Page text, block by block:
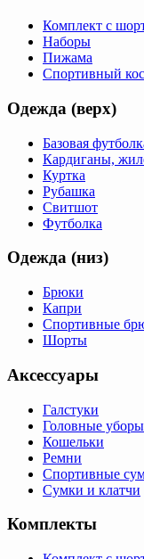
Комплект с
Наборы
Пижама
Спортивный
Одежда (верх)
Базовая
Кардиганы,
Куртка
Рубашка
Свитшот
Футболка
Одежда (низ)
Брюки
Капри
Спортивные
Шорты
Аксессуары
Галстуки
Головные уборы
Кошельки
Ремни
Спортивные
Сумки и клатчи
Комплекты